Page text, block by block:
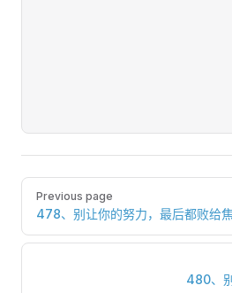
Pager
Previous page
478、别让你的努力，最后都败给
480、